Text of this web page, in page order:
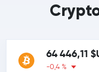
64 446,11
-0,4 %